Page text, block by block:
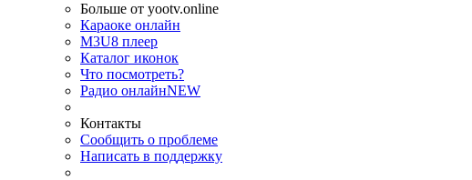
Больше от yootv.online
Караоке онлайн
M3U8 плеер
Каталог иконок
Что посмотреть?
Радио онлайнNEW
Контакты
Сообщить о проблеме
Написать в поддержку